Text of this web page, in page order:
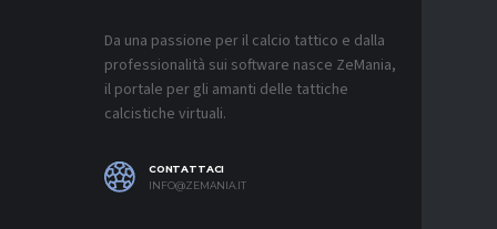
Da una passione per il calcio tattico e dalla
professionalità sui software nasce ZeMania,
il portale per gli amanti delle tattiche
calcistiche virtuali.
CONTATTACI
INFO@ZEMANIA.IT